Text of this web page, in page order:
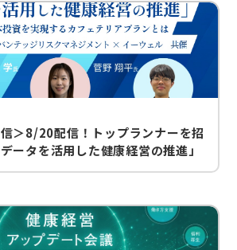
＞8/20配信！トップランナーを招
ータを活用した健康経営の推進」
本投資を実現するカフェテリアプ